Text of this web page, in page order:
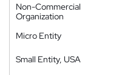
Non-Commercial
Organization
Micro Entity
Small Entity, USA